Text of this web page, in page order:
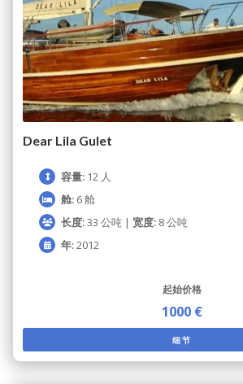
Dear Lila Gulet
容量: 12 人
舱: 6 舱
长度:33 公吨 | 宽度: 8 公吨
年:2012
起始价格
1000 €
细节